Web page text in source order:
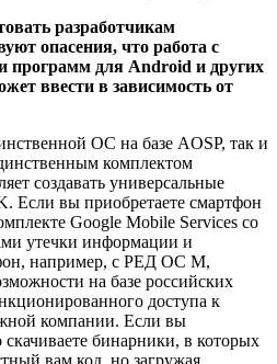
разработчикам
опасения, что работа с
программ для Android и других
ввести в зависимость от
ОС на базе AOSP, так и
комплектом
создавать универсальные
Если вы приобретаете смартфон
Google Mobile Services со
утечки информации и
например, с РЕД ОС М,
на базе российских
доступа к
компании. Если вы
бинарники, в которых
вам код, но загружая